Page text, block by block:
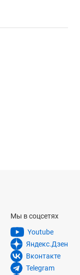
Мы в соцсетях
Youtube
Яндекс.Дзен
Вконтакте
Telegram